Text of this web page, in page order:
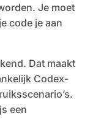
Je moet
code je aan
Dat maakt
Codex-
een